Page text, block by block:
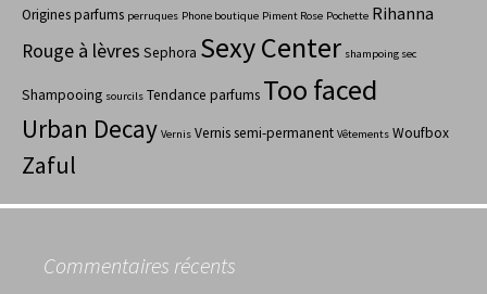
Origines parfums perruques Phone boutique Piment Rose Pochette Rihanna
Rouge à lèvres Sephora Sexy Center shampoing sec
Shampooing sourcils Tendance parfums Too faced
Urban Decay Vernis Vernis semi-permanent Vêtements Woufbox
Zaful
Commentaires récents